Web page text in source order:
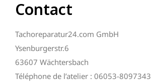
Contact
Tachoreparatur24.com GmbH
Ysenburgerstr.6
63607 Wächtersbach
Téléphone de l’atelier : 06053-8097343